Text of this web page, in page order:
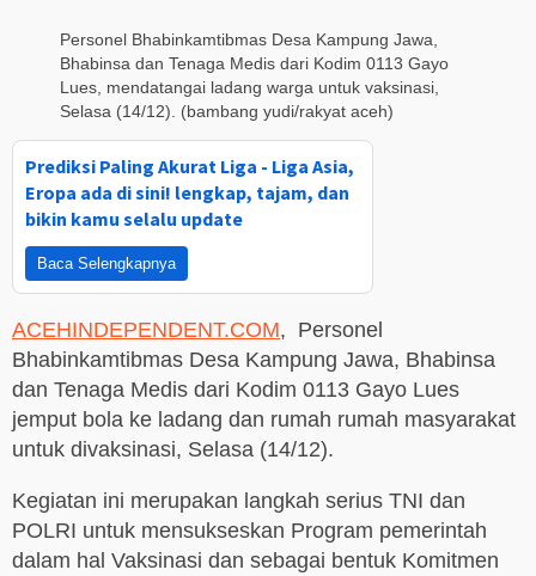
Personel Bhabinkamtibmas Desa Kampung Jawa,
Bhabinsa dan Tenaga Medis dari Kodim 0113 Gayo
Lues, mendatangai ladang warga untuk vaksinasi,
Selasa (14/12). (bambang yudi/rakyat aceh)
Prediksi Paling Akurat Liga - Liga Asia,
Eropa ada di sini! lengkap, tajam, dan
bikin kamu selalu update
Baca Selengkapnya
ACEHINDEPENDENT.COM, Personel
Bhabinkamtibmas Desa Kampung Jawa, Bhabinsa
dan Tenaga Medis dari Kodim 0113 Gayo Lues
jemput bola ke ladang dan rumah rumah masyarakat
untuk divaksinasi, Selasa (14/12).
Kegiatan ini merupakan langkah serius TNI dan
POLRI untuk mensukseskan Program pemerintah
dalam hal Vaksinasi dan sebagai bentuk Komitmen